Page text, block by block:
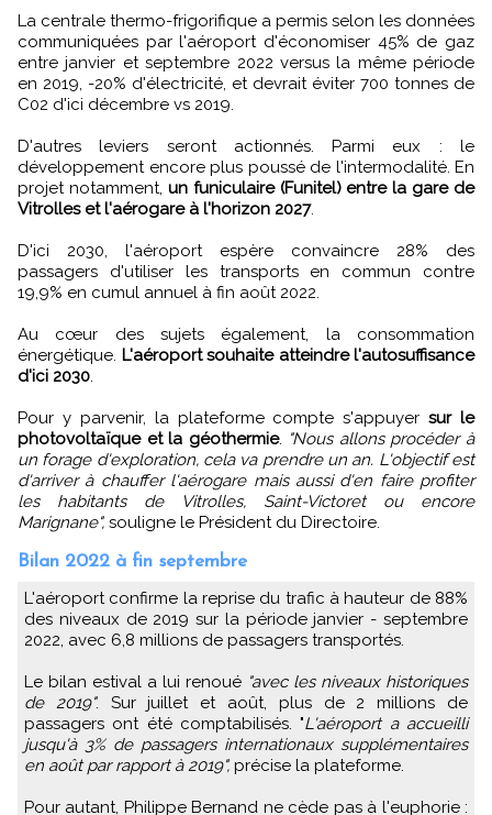
La centrale thermo-frigorifique a permis selon les données
communiquées par l'aéroport d'économiser 45% de gaz
entre janvier et septembre 2022 versus la même période
en 2019, -20% d'électricité, et devrait éviter 700 tonnes de
C02 d'ici décembre vs 2019.
D'autres leviers seront actionnés. Parmi eux : le
développement encore plus poussé de l'intermodalité. En
projet notamment, un funiculaire (Funitel) entre la gare de
Vitrolles et l'aérogare à l'horizon 2027.
D'ici 2030, l'aéroport espère convaincre 28% des
passagers d'utiliser les transports en commun contre
19,9% en cumul annuel à fin août 2022.
Au cœur des sujets également, la consommation
énergétique. L'aéroport souhaite atteindre l'autosuffisance
d'ici 2030.
Pour y parvenir, la plateforme compte s'appuyersur le
photovoltaïque et la géothermie. "Nous allons procéder à
un forage d'exploration, cela va prendre un an. L'objectif est
d'arriver à chauffer l'aérogare mais aussi d'en faire profiter
les habitants de Vitrolles, Saint-Victoret ou encore
Marignane", souligne le Président du Directoire.
Bilan 2022 à fin septembre
L'aéroport confirme la reprise du trafic à hauteur de 88%
des niveaux de 2019 sur la période janvier - septembre
2022, avec 6,8 millions de passagers transportés.
Le bilan estival a lui renoué "avec les niveaux historiques
de 2019". Sur juillet et août, plus de 2 millions de
passagers ont été comptabilisés. "L'aéroport a accueilli
jusqu'à 3% de passagers internationaux supplémentaires
en août par rapport à 2019", précise la plateforme.
Pour autant, Philippe Bernand ne cède pas à l'euphorie :